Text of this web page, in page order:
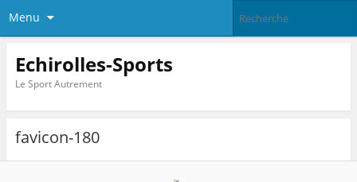
Menu
Echirolles-Sports
Le Sport Autrement
favicon-180